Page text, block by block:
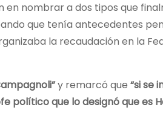
en nombrar a dos tipos que
que tenía antecedentes
la recaudación en la
y remarcó que “si se
político que lo designó que es